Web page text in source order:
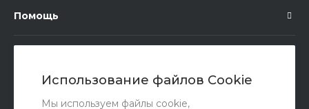
Использование файлов Cookie
Мы используем файлы cookie,
Помощь